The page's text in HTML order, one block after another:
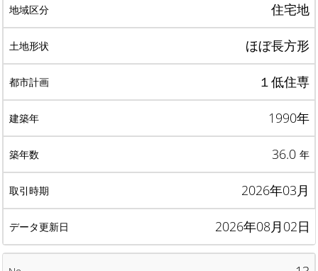
住宅地
ほぼ長方形
１低住専
1990年
36.0 年
2026年03月
2026年08月02日